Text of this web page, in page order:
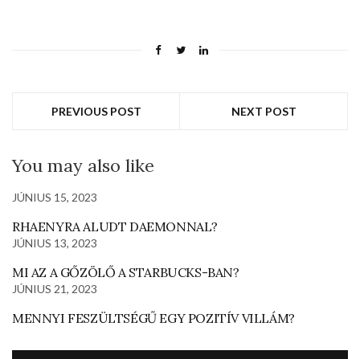
PREVIOUS POST NEXT POST
You may also like
JÚNIUS 15, 2023
RHAENYRA ALUDT DAEMONNAL?
JÚNIUS 13, 2023
MI AZ A GŐZÖLŐ A STARBUCKS-BAN?
JÚNIUS 21, 2023
MENNYI FESZÜLTSÉGŰ EGY POZITÍV VILLÁM?